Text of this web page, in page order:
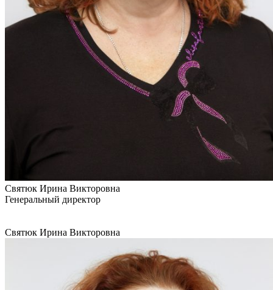
Святюк Ирина Викторовна
Генеральный директор
Святюк Ирина Викторовна